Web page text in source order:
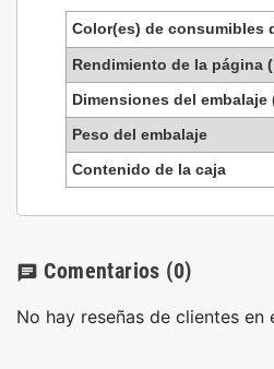
Color(es) de consumibles
Rendimiento de la página
Dimensiones del embalaje
Peso del embalaje
Contenido de la caja
chat Comentarios (0)
No hay reseñas de clientes en